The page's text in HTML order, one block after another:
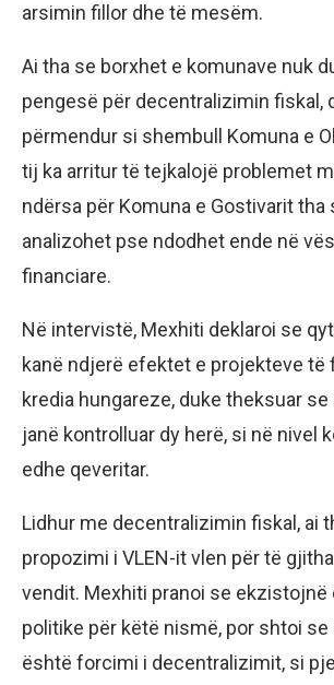
arsimin fillor dhe të mesëm.
Ai tha se borxhet e komunave nuk
pengesë për decentralizimin fiskal,
përmendur si shembull Komuna e
tij ka arritur të tejkalojë problemet
ndërsa për Komuna e Gostivarit tha
analizohet pse ndodhet ende në
financiare.
Në intervistë, Mexhiti deklaroi se
kanë ndjerë efektet e projekteve të
kredia hungareze, duke theksuar
janë kontrolluar dy herë, si në nivel
edhe qeveritar.
Lidhur me decentralizimin fiskal, ai
propozimi i VLEN-it vlen për të
vendit. Mexhiti pranoi se ekzistojnë
politike për këtë nismë, por shtoi
është forcimi i decentralizimit, si